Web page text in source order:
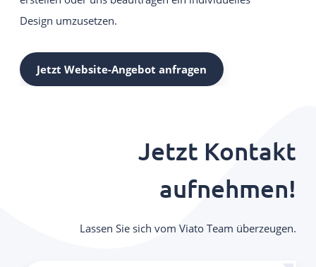
Design umzusetzen.
Jetzt Website-Angebot anfragen
Jetzt Kontakt
aufnehmen!
Lassen Sie sich vom Viato Team überzeugen.